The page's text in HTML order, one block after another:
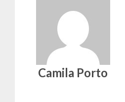
Camila Porto